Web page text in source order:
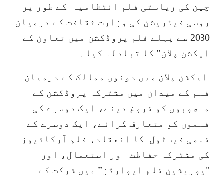
چین کی ریاستی فلم انتظامیہ کے طور پر
روسی فیڈریشن کی وزارت ثقافت کے درمیان
2030 سے ​​پہلے فلم پروڈکشن میں تعاون کے
ایکشن پلان” کا تبادلہ کیا۔
ایکشن پلان میں دونوں ممالک کے درمیان
فلم کے میدان میں مشترکہ پروڈکشن کے
منصوبوں کو فروغ دینے، ایک دوسرے کی
فلموں کو متعارف کرانے، ایک دوسرے کے
فلمی فیسٹول کا انعقاد، فلم آرکائیوز
کی مشترکہ حفاظت اور استعمال، اور
"یوریشین فلم ایوارڈز” میں شرکت کے